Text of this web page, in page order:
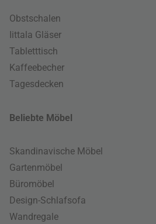
Obstschalen
Iittala Gläser
Tabletttisch
Kaffeebecher
Tagesdecken
Beliebte Möbel
Skandinavische Möbel
Gartenmöbel
Büromöbel
Design-Schlafsofa
Wandregale